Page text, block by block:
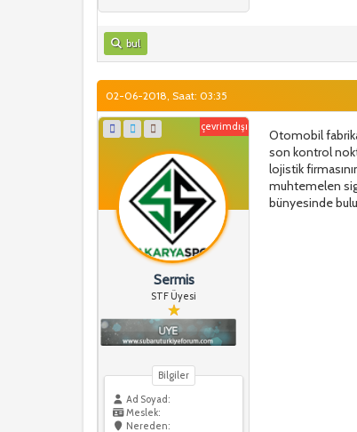
bul
02-06-2018, Saat: 03:35
çevrimdışı
Sermis
STF Üyesi
Bilgiler
Ad Soyad:
Meslek:
Nereden:
Otomobil
son kontrol
lojistik
muhtemelen
bünyesinde